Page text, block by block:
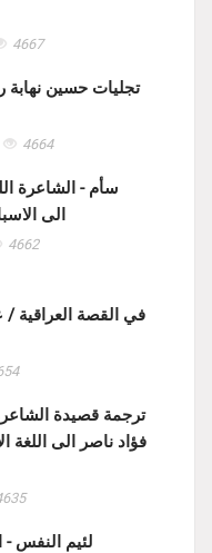
4667
تجليات حسين نهابة
4664
سأم - الشاعرة
الى
4662
في القصة العراقية /
ترجمة قصيدة
فؤاد ناصر الى اللغة
لئيم النفس -